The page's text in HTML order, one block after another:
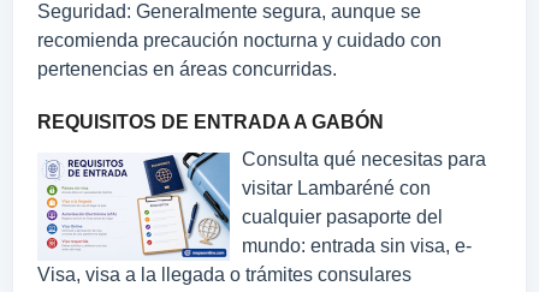
Seguridad: Generalmente segura, aunque se
recomienda precaución nocturna y cuidado con
pertenencias en áreas concurridas.
REQUISITOS DE ENTRADA A GABÓN
Consulta qué necesitas para
visitar Lambaréné con
cualquier pasaporte del
mundo: entrada sin visa, e-
Visa, visa a la llegada o trámites consulares